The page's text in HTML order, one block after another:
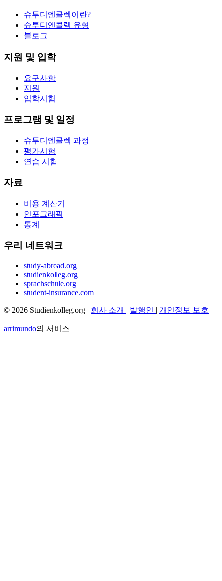
슈투디엔콜렉이란?
슈투디엔콜렉 유형
블로그
지원 및 입학
요구사항
지원
입학시험
프로그램 및 일정
슈투디엔콜렉 과정
평가시험
연습 시험
자료
비용 계산기
인포그래픽
통계
우리 네트워크
study-abroad.org
studienkolleg.org
sprachschule.org
student-insurance.com
© 2026 Studienkolleg.org | 회사 소개 | 발행인 | 개인정보 보호
arrimundo의 서비스